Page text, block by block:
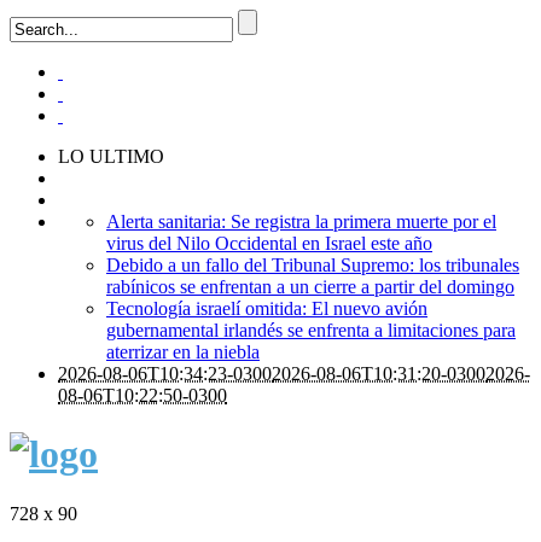
LO ULTIMO
Alerta sanitaria: Se registra la primera muerte por el
virus del Nilo Occidental en Israel este año
Debido a un fallo del Tribunal Supremo: los tribunales
rabínicos se enfrentan a un cierre a partir del domingo
Tecnología israelí omitida: El nuevo avión
gubernamental irlandés se enfrenta a limitaciones para
aterrizar en la niebla
2026-08-06T10:34:23-03002026-08-06T10:31:20-03002026-
08-06T10:22:50-0300
728 x 90